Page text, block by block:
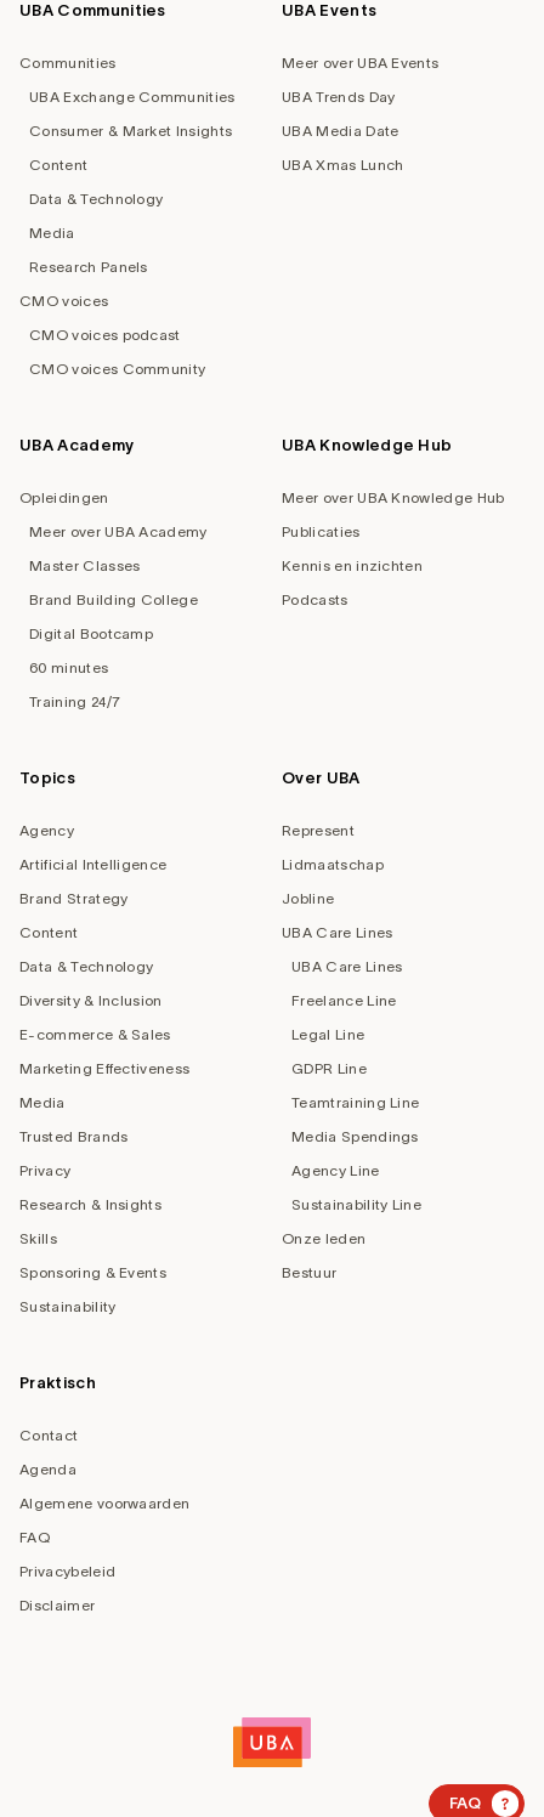
FAQ ?
Footer
UBA Communities
Communities
UBA Exchange Communities
Consumer & Market Insights
Content
Data & Technology
Media
Research Panels
CMO voices
CMO voices podcast
CMO voices Community
UBA Events
Meer over UBA Events
UBA Trends Day
UBA Media Date
UBA Xmas Lunch
UBA Academy
Opleidingen
Meer over UBA Academy
Master Classes
Brand Building College
Digital Bootcamp
60 minutes
Training 24/7
UBA Knowledge Hub
Meer over UBA Knowledge Hub
Publicaties
Kennis en inzichten
Podcasts
Topics
Agency
Artificial Intelligence
Brand Strategy
Content
Data & Technology
Diversity & Inclusion
E-commerce & Sales
Marketing Effectiveness
Media
Trusted Brands
Privacy
Research & Insights
Skills
Sponsoring & Events
Sustainability
Over UBA
Represent
Lidmaatschap
Jobline
UBA Care Lines
UBA Care Lines
Freelance Line
Legal Line
GDPR Line
Teamtraining Line
Media Spendings
Agency Line
Sustainability Line
Onze leden
Bestuur
Praktisch
Contact
Agenda
Algemene voorwaarden
FAQ
Privacybeleid
Disclaimer